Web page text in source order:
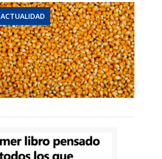
ACTUALIDAD